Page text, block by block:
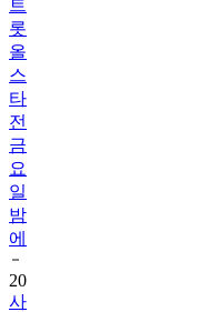
트
롯
올
스
타
전
금
요
일
밤
에
20
사